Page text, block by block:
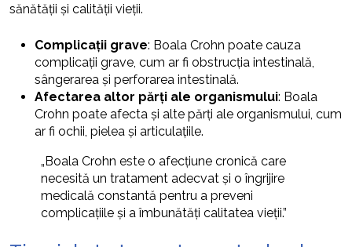
sănătății și calității vieții.
Complicații grave: Boala Crohn poate cauza
complicații grave, cum ar fi obstrucția intestinală,
sângerarea și perforarea intestinală.
Afectarea altor părți ale organismului: Boala
Crohn poate afecta și alte părți ale organismului, cum
ar fi ochii, pielea și articulațiile.
„Boala Crohn este o afecțiune cronică care
necesită un tratament adecvat și o îngrijire
medicală constantă pentru a preveni
complicațiile și a îmbunătăți calitatea vieții.”